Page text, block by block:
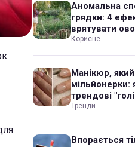
Аномальна
грядки: 4
врятувати
Корисне
Манікюр,
мільйонерки:
трендові
Тренди
Впорається